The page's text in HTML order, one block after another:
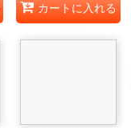
カートに入れる